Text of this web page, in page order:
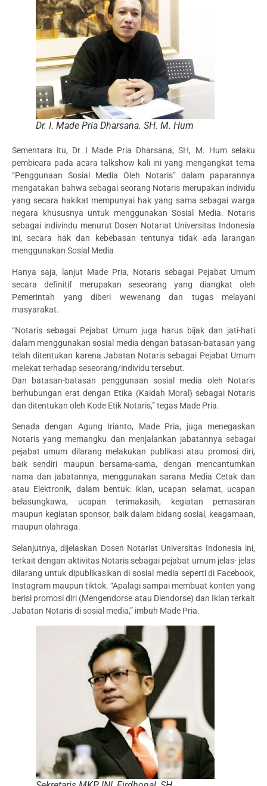
Dr. I. Made Pria Dharsana. SH. M. Hum
Sementara itu, Dr I Made Pria Dharsana, SH, M. Hum selaku
pembicara pada acara talkshow kali ini yang mengangkat tema
“Penggunaan Sosial Media Oleh Notaris” dalam paparannya
mengatakan bahwa sebagai seorang Notaris merupakan individu
yang secara hakikat mempunyai hak yang sama sebagai warga
negara khususnya untuk menggunakan Sosial Media. Notaris
sebagai indivindu menurut Dosen Notariat Universitas Indonesia
ini, secara hak dan kebebasan tentunya tidak ada larangan
menggunakan Sosial Media
Hanya saja, lanjut Made Pria, Notaris sebagai Pejabat Umum
secara definitif merupakan seseorang yang diangkat oleh
Pemerintah yang diberi wewenang dan tugas melayani
masyarakat.
“Notaris sebagai Pejabat Umum juga harus bijak dan jati-hati
dalam menggunakan sosial media dengan batasan-batasan yang
telah ditentukan karena Jabatan Notaris sebagai Pejabat Umum
melekat terhadap seseorang/individu tersebut.
Dan batasan-batasan penggunaan sosial media oleh Notaris
berhubungan erat dengan Etika (Kaidah Moral) sebagai Notaris
dan ditentukan oleh Kode Etik Notaris,” tegas Made Pria.
Senada dengan Agung Irianto, Made Pria, juga menegaskan
Notaris yang memangku dan menjalankan jabatannya sebagai
pejabat umum dilarang melakukan publikasi atau promosi diri,
baik sendiri maupun bersama-sama, dengan mencantumkan
nama dan jabatannya, menggunakan sarana Media Cetak dan
atau Elektronik, dalam bentuk: iklan, ucapan selamat, ucapan
belasungkawa, ucapan terimakasih, kegiatan pemasaran
maupun kegiatan sponsor, baik dalam bidang sosial, keagamaan,
maupun olahraga.
Selanjutnya, dijelaskan Dosen Notariat Universitas Indonesia ini,
terkait dengan aktivitas Notaris sebagai pejabat umum jelas- jelas
dilarang untuk dipublikasikan di sosial media seperti di Facebook,
Instagram maupun tiktok. “Apalagi sampai membuat konten yang
berisi promosi diri (Mengendorse atau Diendorse) dan Iklan terkait
Jabatan Notaris di sosial media,” imbuh Made Pria.